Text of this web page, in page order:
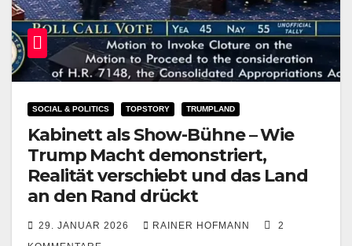
SOCIAL & POLITICS TOPSTORY TRUMPLAND
Kabinett als Show-Bühne – Wie
Trump Macht demonstriert,
Realität verschiebt und das Land
an den Rand drückt
29. JANUAR 2026 RAINER HOFMANN
2